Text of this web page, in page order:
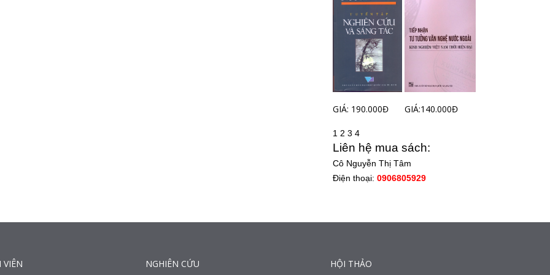
GIÁ: 190.000Đ GIÁ:140.000Đ
1 2 3 4
Liên hệ mua sách:
Cô Nguyễn Thị Tâm
Điện thoại: 0906805929
VIÊN NGHIÊN CỨU HỘI THẢO